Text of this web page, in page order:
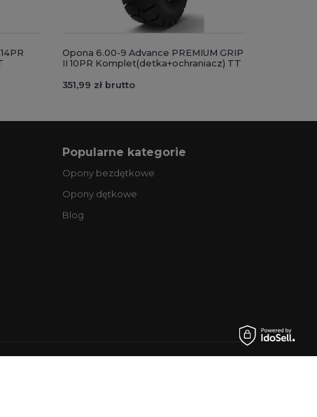
Opona 6.00-9 Advance PREMIUM GRIP
II 10PR Komplet(detka+ochraniacz) TT
351,99 zł brutto
Popularne kategorie
Opony bezdętkowe
Opony dętkowe
Blog